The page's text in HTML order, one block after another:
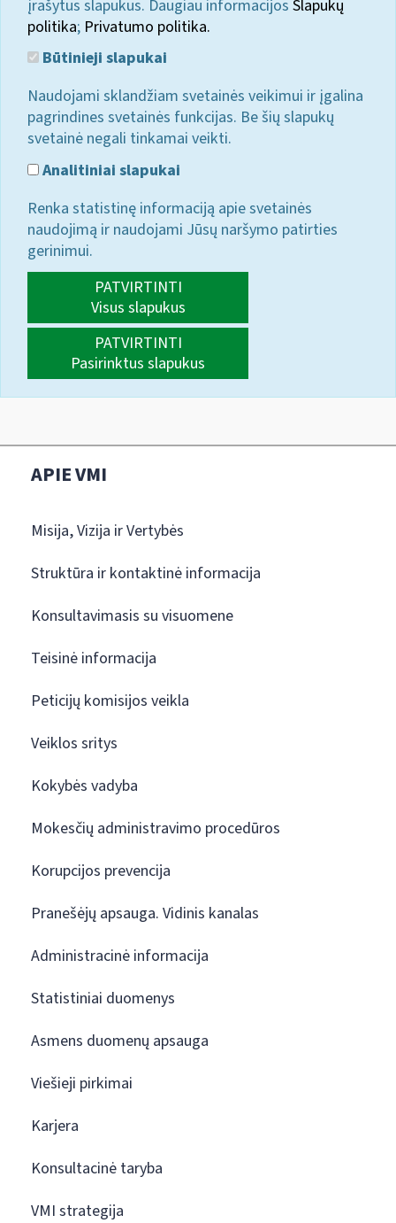
įrašytus slapukus. Daugiau informacijos Slapukų
politika; Privatumo politika.
Būtinieji slapukai
Naudojami sklandžiam svetainės veikimui ir įgalina
pagrindines svetainės funkcijas. Be šių slapukų
svetainė negali tinkamai veikti.
Analitiniai slapukai
Renka statistinę informaciją apie svetainės
naudojimą ir naudojami Jūsų naršymo patirties
gerinimui.
PATVIRTINTI
Visus slapukus
PATVIRTINTI
Pasirinktus slapukus
APIE VMI
Misija, Vizija ir Vertybės
Struktūra ir kontaktinė informacija
Konsultavimasis su visuomene
Teisinė informacija
Peticijų komisijos veikla
Veiklos sritys
Kokybės vadyba
Mokesčių administravimo procedūros
Korupcijos prevencija
Pranešėjų apsauga. Vidinis kanalas
Administracinė informacija
Statistiniai duomenys
Asmens duomenų apsauga
Viešieji pirkimai
Karjera
Konsultacinė taryba
VMI strategija